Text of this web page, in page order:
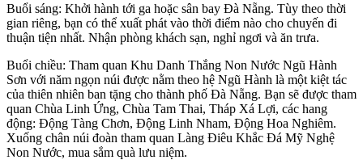
Buổi sáng: Khởi hành tới ga hoặc sân bay Đà Nẵng. Tùy theo thời
gian riêng, bạn có thể xuất phát vào thời điểm nào cho chuyến đi
thuận tiện nhất. Nhận phòng khách sạn, nghỉ ngơi và ăn trưa.
Buổi chiều: Tham quan Khu Danh Thắng Non Nước Ngũ Hành
Sơn với năm ngọn núi được nằm theo hệ Ngũ Hành là một kiệt tác
của thiên nhiên ban tặng cho thành phố Đà Nẵng. Bạn sẽ được tham
quan Chùa Linh Ứng, Chùa Tam Thai, Tháp Xá Lợi, các hang
động: Động Tàng Chơn, Động Linh Nham, Động Hoa Nghiêm.
Xuống chân núi đoàn tham quan Làng Điêu Khắc Đá Mỹ Nghệ
Non Nước, mua sắm quà lưu niệm.